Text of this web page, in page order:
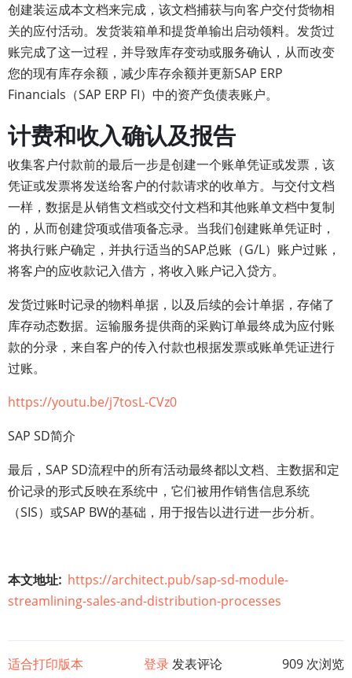
创建装运成本文档来完成，该文档捕获与向客户交付货物相
关的应付活动。发货装箱单和提货单输出启动领料。发货过
账完成了这一过程，并导致库存变动或服务确认，从而改变
您的现有库存余额，减少库存余额并更新SAP ERP
Financials（SAP ERP FI）中的资产负债表账户。
计费和收入确认及报告
收集客户付款前的最后一步是创建一个账单凭证或发票，该
凭证或发票将发送给客户的付款请求的收单方。与交付文档
一样，数据是从销售文档或交付文档和其他账单文档中复制
的，从而创建贷项或借项备忘录。当我们创建账单凭证时，
将执行账户确定，并执行适当的SAP总账（G/L）账户过账，
将客户的应收款记入借方，将收入账户记入贷方。
发货过账时记录的物料单据，以及后续的会计单据，存储了
库存动态数据。运输服务提供商的采购订单最终成为应付账
款的分录，来自客户的传入付款也根据发票或账单凭证进行
过账。
https://youtu.be/j7tosL-CVz0
SAP SD简介
最后，SAP SD流程中的所有活动最终都以文档、主数据和定
价记录的形式反映在系统中，它们被用作销售信息系统
（SIS）或SAP BW的基础，用于报告以进行进一步分析。
本文地址 https://architect.pub/sap-sd-module-
streamlining-sales-and-distribution-processes
适合打印版本 登录发表评论 909 次浏览